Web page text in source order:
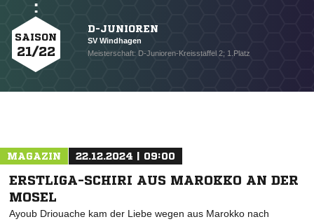
* Pflichtfelder
SAISON
21/22
D-JUNIOREN
SV Windhagen
Meisterschaft: D-Junioren-Kreisstaffel 2; 1.Platz
MAGAZIN 22.12.2024 | 09:00
ERSTLIGA-SCHIRI AUS MAROKKO AN DER
MOSEL
Ayoub Driouache kam der Liebe wegen aus Marokko nach